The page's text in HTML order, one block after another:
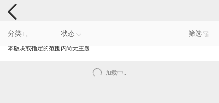
手机反馈
分类 状态 筛选
本版块或指定的范围内尚无主题
加载中..